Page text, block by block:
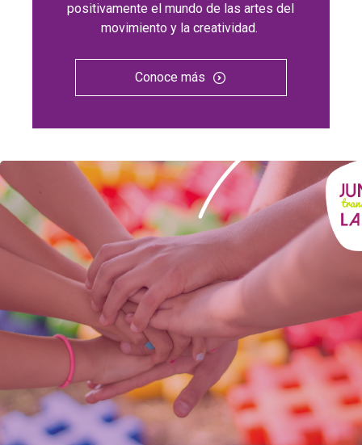
positivamente el mundo de las artes del
movimiento y la creatividad.
Conoce más